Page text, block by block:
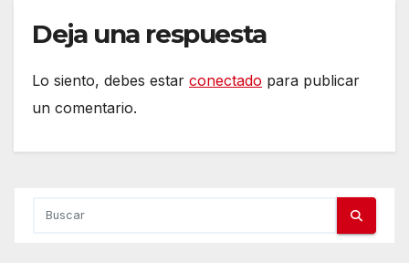
Deja una respuesta
Lo siento, debes estar conectado para publicar
un comentario.